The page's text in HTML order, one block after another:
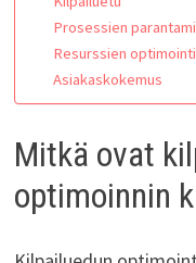
Prosessien
Resurssien optimointi
Asiakaskokemus
Mitkä ovat
optimoinnin